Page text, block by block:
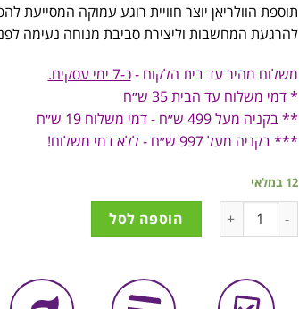
תוספת הוולריאן יוצר חוויית רוגע עמוקה המסייעת
להרגעת המחשבות וליצירתסביבת מנוחה נעימה
משלוח מהיר עד בית הלקוח -כ-7 ימי עסקים.
* דמי משלוח עד הבית 35 ש״ח
** בקניה מעל 499 ש״ח - דמי משלוח 19 ש״ח
*** בקניה מעל 997 ש״ח - ללא דמי משלוח!
12 במלאי
הוספה לסל